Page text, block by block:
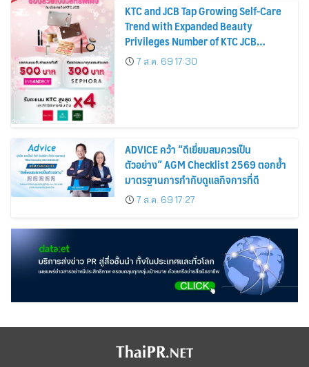
KTC and JCB Tap Growing Self-Care
Trend with Expanded Beauty
Privileges Number of KTC JCB
Cardmembers Spending on
Cosmetics Rises 26%
7 ส.ค. 69 17:30
ADVICE คว้า “ดีเยี่ยมสมควรเป็น
ตัวอย่าง” AGM Checklist 2569 ตอกย้ำ
มาตรฐานการกำกับดูแลกิจการที่ดี
7 ส.ค. 69 17:27